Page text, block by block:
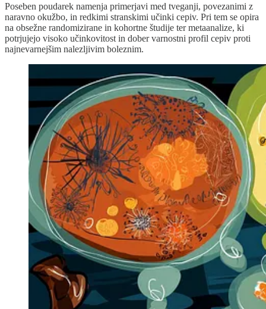
Poseben poudarek namenja primerjavi med tveganji, povezanimi z
naravno okužbo, in redkimi stranskimi učinki cepiv. Pri tem se opira
na obsežne randomizirane in kohortne študije ter metaanalize, ki
potrjujejo visoko učinkovitost in dober varnostni profil cepiv proti
najnevarnejšim nalezljivim boleznim.